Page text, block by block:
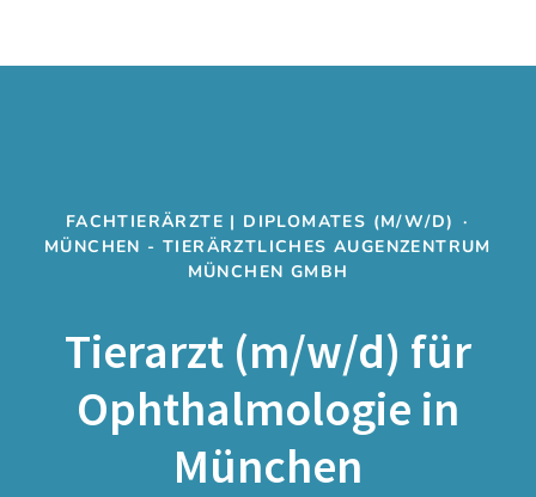
FACHTIERÄRZTE | DIPLOMATES (M/W/D) ·
MÜNCHEN - TIERÄRZTLICHES AUGENZENTRUM
MÜNCHEN GMBH
Tierarzt (m/w/d) für
Ophthalmologie in
München